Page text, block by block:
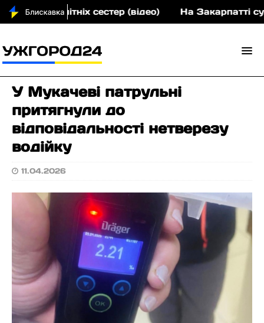
малолітніх сестер (відео) На Закарпатті
У Мукачеві патрульні
притягнули до
відповідальності нетверезу
водійку
11.04.2026